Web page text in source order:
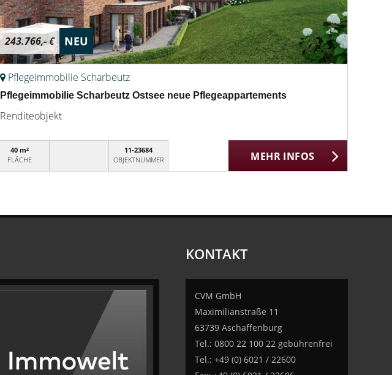
243.766,- € NEU
Pflegeimmobilie Scharbeutz
Pflegeimmobilie Scharbeutz Ostsee neue Pflegeappartements
Renditeobjekt
40 m²
FLÄCHE
11-23684
OBJEKTNUMMER
MEHR INFOS
KONTAKT
CVM GmbH
Maximilianstraße 11
63739 Aschaffenburg
Tel.: 0800 22 100 22 gebührenfrei
Tel.: +49 (0) 6021 / 22600